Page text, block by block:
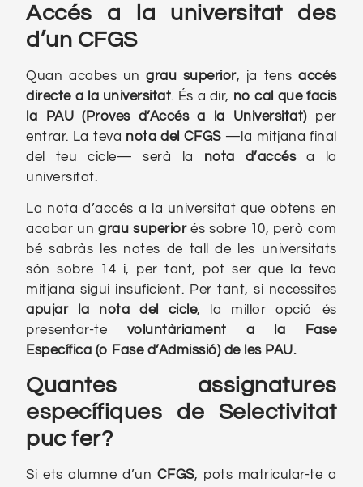
Accés a la universitat des
d’un CFGS
Quan acabes ungrau superior, ja tensaccés
directe a la universitat. És a dir, no cal que facis
la PAU (Proves d’Accés a la Universitat) per
entrar. La teva nota del CFGS—la mitjana final
del teu cicle— serà la nota d’accésa la
universitat.
La nota d’accés a la universitat que obtens en
acabar ungrau superiorés sobre 10, però com
bé sabràs les notes de tall de les universitats
són sobre 14 i, per tant, pot ser que la teva
mitjana sigui insuficient. Per tant, si necessites
apujar la nota del cicle, la millor opció és
presentar-te voluntàriament a la Fase
Específica (o Fase d’Admissió) de les PAU.
Quantes assignatures
específiques de Selectivitat
puc fer?
Si ets alumne d’un CFGS, pots matricular-te a